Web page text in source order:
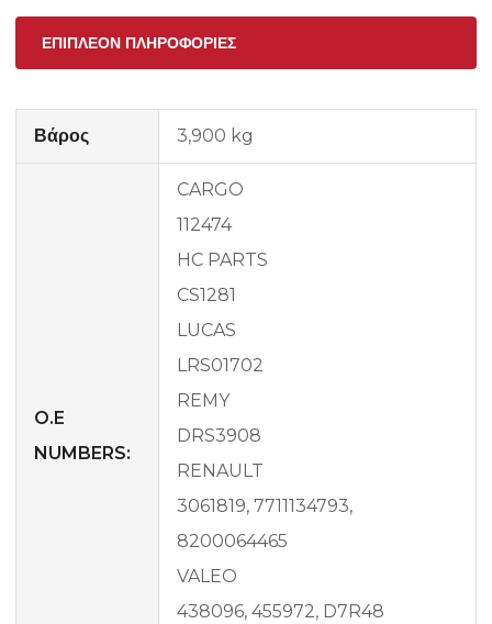
ΕΠΙΠΛΈΟΝ ΠΛΗΡΟΦΟΡΊΕΣ
Βάρος 3,900 kg
O.E
NUMBERS:
CARGO
112474
HC PARTS
CS1281
LUCAS
LRS01702
REMY
DRS3908
RENAULT
3061819, 7711134793,
8200064465
VALEO
438096, 455972, D7R48